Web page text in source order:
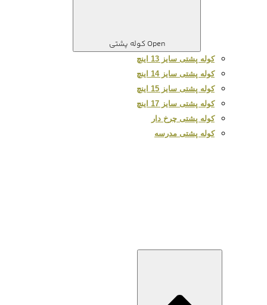
Open کوله پشتی
کوله پشتی سایز 13 اینچ
کوله پشتی سایز 14 اینچ
کوله پشتی سایز 15 اینچ
کوله پشتی سایز 17 اینچ
کوله پشتی چرخ دار
کوله پشتی مدرسه